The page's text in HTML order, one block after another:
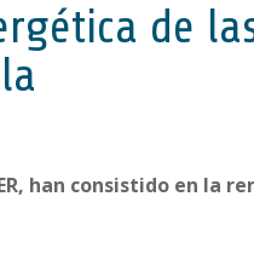
de
han consistido en la